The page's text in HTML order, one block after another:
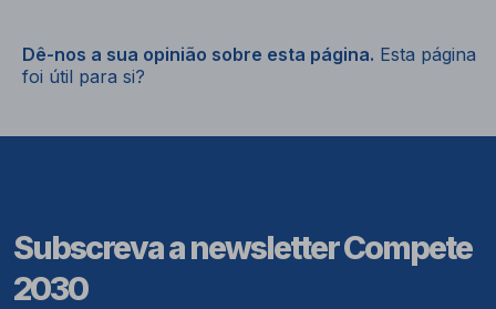
Dê-nos a sua opinião sobre esta página. Esta página
foi útil para si?
Subscreva a newsletter Compete
2030